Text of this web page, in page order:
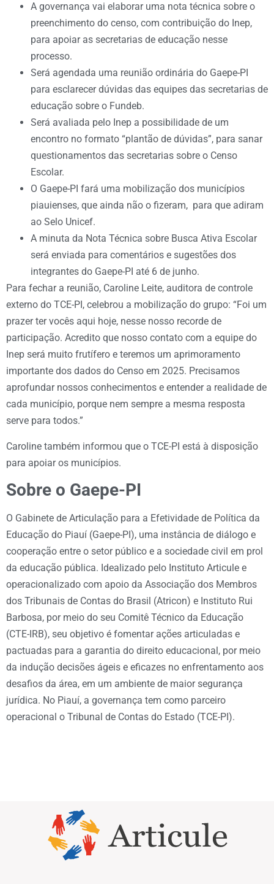
A governança vai elaborar uma nota técnica sobre o
preenchimento do censo, com contribuição do Inep,
para apoiar as secretarias de educação nesse
processo.
Será agendada uma reunião ordinária do Gaepe-PI
para esclarecer dúvidas das equipes das secretarias de
educação sobre o Fundeb.
Será avaliada pelo Inep a possibilidade de um
encontro no formato “plantão de dúvidas”, para sanar
questionamentos das secretarias sobre o Censo
Escolar.
O Gaepe-PI fará uma mobilização dos municípios
piauienses, que ainda não o fizeram, para que adiram
ao Selo Unicef.
A minuta da Nota Técnica sobre Busca Ativa Escolar
será enviada para comentários e sugestões dos
integrantes do Gaepe-PI até 6 de junho.
Para fechar a reunião, Caroline Leite, auditora de controle
externo do TCE-PI, celebrou a mobilização do grupo: “Foi um
prazer ter vocês aqui hoje, nesse nosso recorde de
participação. Acredito que nosso contato com a equipe do
Inep será muito frutífero e teremos um aprimoramento
importante dos dados do Censo em 2025. Precisamos
aprofundar nossos conhecimentos e entender a realidade de
cada município, porque nem sempre a mesma resposta
serve para todos.”
Caroline também informou que o TCE-PI está à disposição
para apoiar os municípios.
Sobre o Gaepe-PI
O Gabinete de Articulação para a Efetividade de Política da
Educação do Piauí (Gaepe-PI), uma instância de diálogo e
cooperação entre o setor público e a sociedade civil em prol
da educação pública. Idealizado pelo Instituto Articule e
operacionalizado com apoio da Associação dos Membros
dos Tribunais de Contas do Brasil (Atricon) e Instituto Rui
Barbosa, por meio do seu Comitê Técnico da Educação
(CTE-IRB), seu objetivo é fomentar ações articuladas e
pactuadas para a garantia do direito educacional, por meio
da indução decisões ágeis e eficazes no enfrentamento aos
desafios da área, em um ambiente de maior segurança
jurídica. No Piauí, a governança tem como parceiro
operacional o Tribunal de Contas do Estado (TCE-PI).